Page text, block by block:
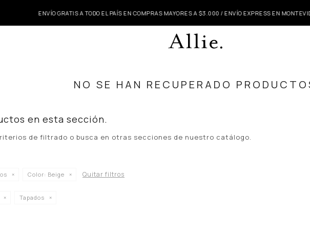
ENVÍO GRATIS A TODO EL PAÍS EN COMPRAS MAYORES A $3.000 / ENVÍO EXPRESS EN
NO SE HAN RECUPERADO
en esta sección.
de filtrado o busca en otras secciones de nuestro catálogo.
Color: Beige Quitar filtros
Tapados